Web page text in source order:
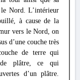
Nord. L’intérieur
à cause de la
vers le Nord, on
d’une couche très
de terre qui
de plâtre, ce qui
d’un plâtre.